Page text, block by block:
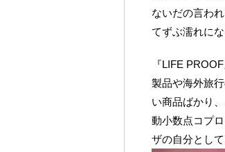
ないだの言わ
てずぶ濡れに
『LIFE
製品や海外旅
い商品ばかり
動小数点コプ
ザの自分とし